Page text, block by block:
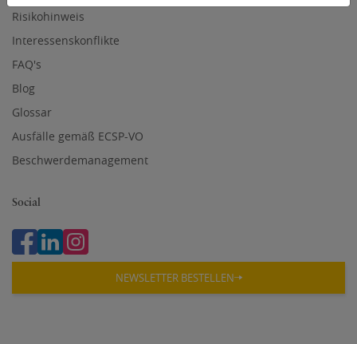
Risikohinweis
Interessenskonflikte
FAQ's
Blog
Glossar
Ausfälle gemäß ECSP-VO
Beschwerdemanagement
Social
NEWSLETTER BESTELLEN